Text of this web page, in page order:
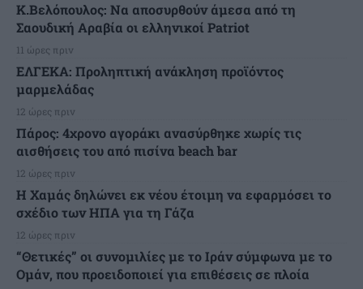
Κ.Βελόπουλος: Να αποσυρθούν άμεσα από τη
Σαουδική Αραβία οι ελληνικοί Patriot
11 ώρες πριν
ΕΛΓΕΚΑ: Προληπτική ανάκληση προϊόντος
μαρμελάδας
12 ώρες πριν
Πάρος: 4χρονο αγοράκι ανασύρθηκε χωρίς τις
αισθήσεις του από πισίνα beach bar
12 ώρες πριν
Η Χαμάς δηλώνει εκ νέου έτοιμη να εφαρμόσει το
σχέδιο των ΗΠΑ για τη Γάζα
12 ώρες πριν
“Θετικές” οι συνομιλίες με το Ιράν σύμφωνα με το
Ομάν, που προειδοποιεί για επιθέσεις σε πλοία